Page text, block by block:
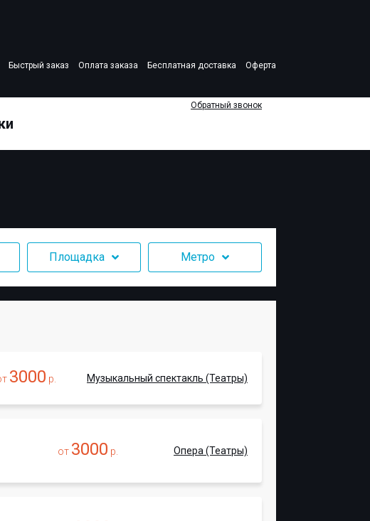
Быстрый заказ Оплата заказа Бесплатная доставка Оферта
Обратный звонок
Площадка Метро
3000 р. Музыкальный спектакль (Театры)
от 3000 р. Опера (Театры)